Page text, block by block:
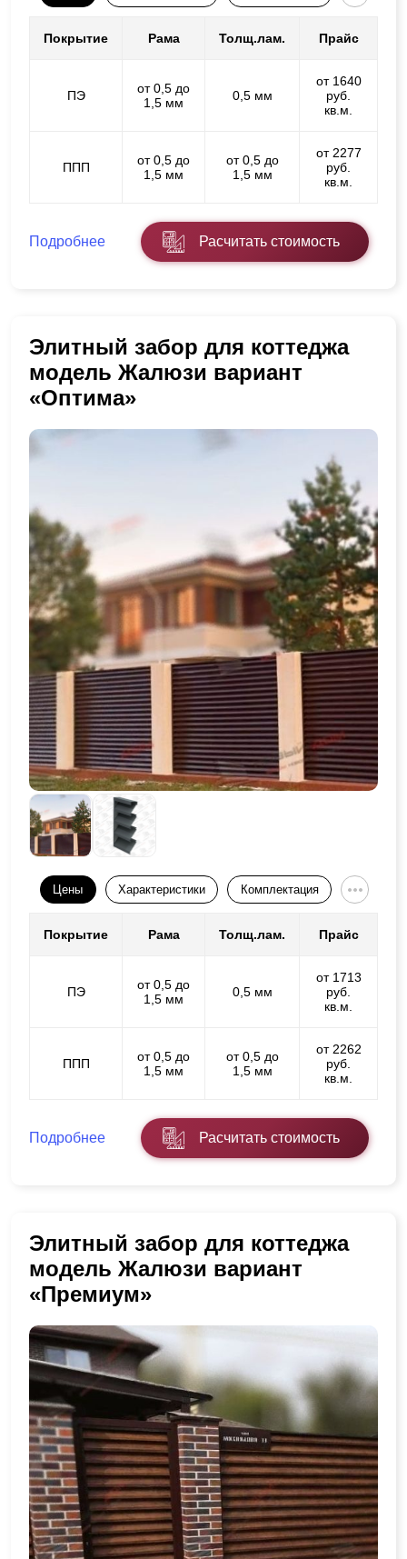
Покрытие Рама Толщ.лам. Прайс
ПЭ
от 0,5 до
1,5 мм
0,5 мм
от 1640
руб.
кв.м.
ППП
от 0,5 до
1,5 мм
от 0,5 до
1,5 мм
от 2277
руб.
кв.м.
Подробнее Расчитать стоимость
Элитный забор для коттеджа
модель Жалюзи вариант
«Оптима»
Цены Характеристики Комплектация
Покрытие Рама Толщ.лам. Прайс
ПЭ
от 0,5 до
1,5 мм
0,5 мм
от 1713
руб.
кв.м.
ППП
от 0,5 до
1,5 мм
от 0,5 до
1,5 мм
от 2262
руб.
кв.м.
Подробнее Расчитать стоимость
Элитный забор для коттеджа
модель Жалюзи вариант
«Премиум»